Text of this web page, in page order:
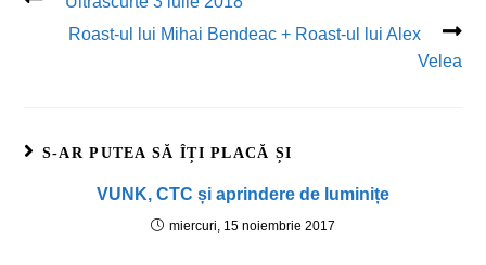
Roast-ul lui Mihai Bendeac + Roast-ul lui Alex
Velea
S-AR PUTEA SĂ ÎȚI PLACĂ ȘI
VUNK, CTC și aprindere de luminițe
miercuri, 15 noiembrie 2017